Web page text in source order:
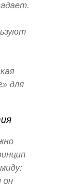
для
он